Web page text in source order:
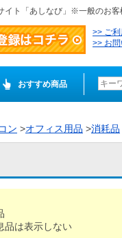
ト「あしなび」※一般のお客
ご
お
おすすめ商品
ン >オフィス用品 >消耗品
品は表示しない